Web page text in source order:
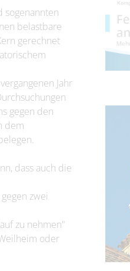
sogenannten
belastbare
gerechnet
Jahr
gegen den
dem
dass auch die
zwei
zu nehmen"
oder